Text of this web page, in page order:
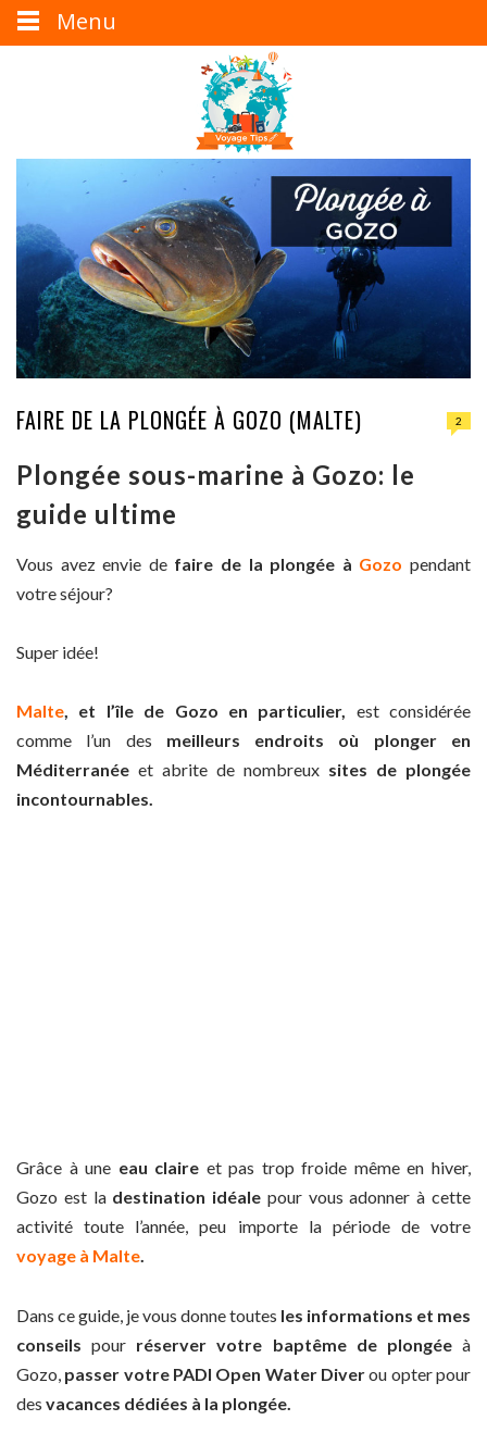
FAIRE DE LA PLONGÉE À GOZO (MALTE) 2
Plongée sous-marine à Gozo: le
guide ultime
Vous avez envie de faire de la plongée à Gozo pendant
votre séjour?
Super idée!
Malte, et l’île de Gozo en particulier, est considérée
comme l’un des meilleurs endroits où plonger en
Méditerranée et abrite de nombreux sites de plongée
incontournables.
Grâce à une eau claire et pas trop froide même en hiver,
Gozo est la destination idéale pour vous adonner à cette
activité toute l’année, peu importe la période de votre
voyage à Malte.
Dans ce guide, je vous donne toutes les informations et mes
conseils pour réserver votre baptême de plongéeà
Gozo, passer votre PADI Open Water Diverou opter pour
des vacances dédiées à la plongée.
Menu